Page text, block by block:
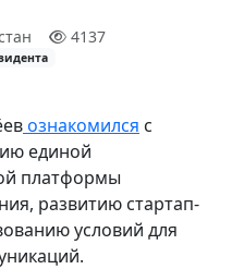
4137
ознакомился с
единой
платформы
развитию стартап-
условий для